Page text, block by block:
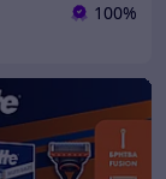
100%